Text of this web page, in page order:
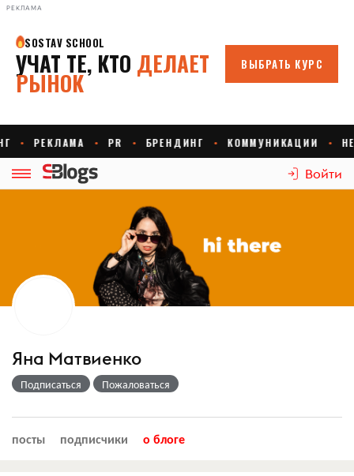
РЕКЛАМА
Войти
Яна Матвиенко
Подписаться Пожаловаться
посты подписчики о блоге